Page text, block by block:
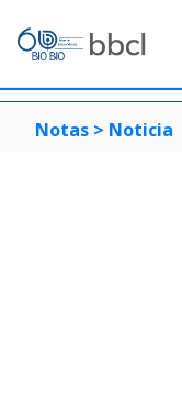
Notas > Noticia